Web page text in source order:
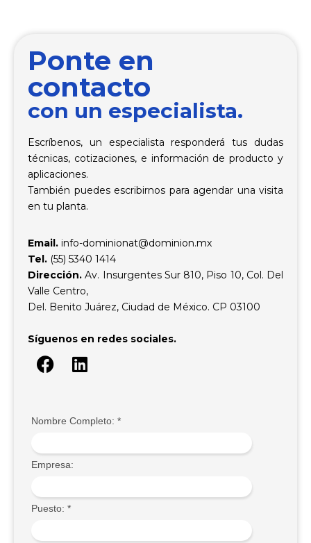
Ponte en
contacto
con un especialista.
Escríbenos, un especialista responderá tus dudas
técnicas, cotizaciones, e información de producto y
aplicaciones.
También puedes escribirnos para agendar una visita
en tu planta.
Email. info-dominionat@dominion.mx
Tel. (55) 5340 1414
Dirección. Av. Insurgentes Sur 810, Piso 10, Col. Del
Valle Centro,
Del. Benito Juárez, Ciudad de México. CP 03100
Síguenos en redes sociales.
Nombre Completo: *
Empresa:
Puesto: *